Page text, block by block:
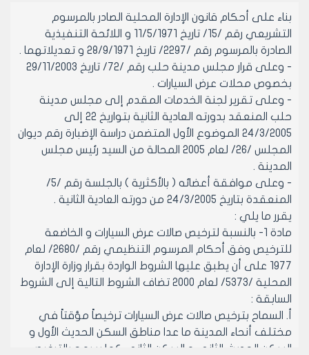
بناء على أحكام قانون الإدارة المحلية الصادر بالمرسوم
التشريعي رقم /15/ تاريخ 11/5/1971 و اللائحة التنفيذية
الصادرة بالمرسوم رقم /2297/ تاريخ 28/9/1971 و تعديلاتهما .
- وعلى قرار مجلس مدينة حلب رقم /72/ تاريخ 29/11/2003
بخصوص محلات عرض السيارات .
- وعلى تقرير لجنة الخدمات المقدم إلى مجلس مدينة
حلب المنعقد بدورته العادية الثانية بتواريخ 22 إلى
24/3/2005 الموضوع الأول المتضمن دراسة الإضبارة رقم ديوان
المجلس /26/ لعام 2005 المحالة من السيد رئيس مجلس
المدينة .
- وعلى موافقة أعضائه ( بالأكثرية ) بالجلسة رقم /5/
المنعقدة بتاريخ 24/3/2005 من دورته العادية الثانية .
يقرر ما يلي :
مادة 1- بالنسبة لترخيص صالات عرض السيارات و الخاضعة
للترخيص وفق أحكام المرسوم التنظيمي رقم /2680/ لعام
1977 على أن يطبق عليها الشروط الواردة بقرار وزارة الإدارة
المحلية /5373/ لعام 2000 تضاف الشروط التالية إلى الشروط
السابقة :
‌أ. السماح بترخيص صالات عرض السيارات ترخيصاً مؤقتاً في
مختلف أنحاء المدينة ما عدا مناطق السكن الحديث الأول و
السكن الحديث الثاني و السكن الثاني كما يسمح بالترخيص